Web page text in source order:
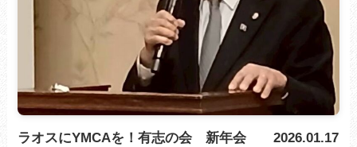
ラオスにYMCAを！有志の会 新年会 2026.01.17